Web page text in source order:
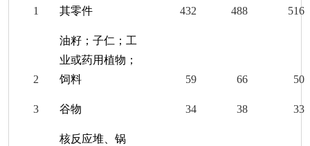
1
其零件
432 488 516
2
油籽；子仁；工
业或药用植物；
饲料
59 66 50
3 谷物 34 38 33
核反应堆、锅